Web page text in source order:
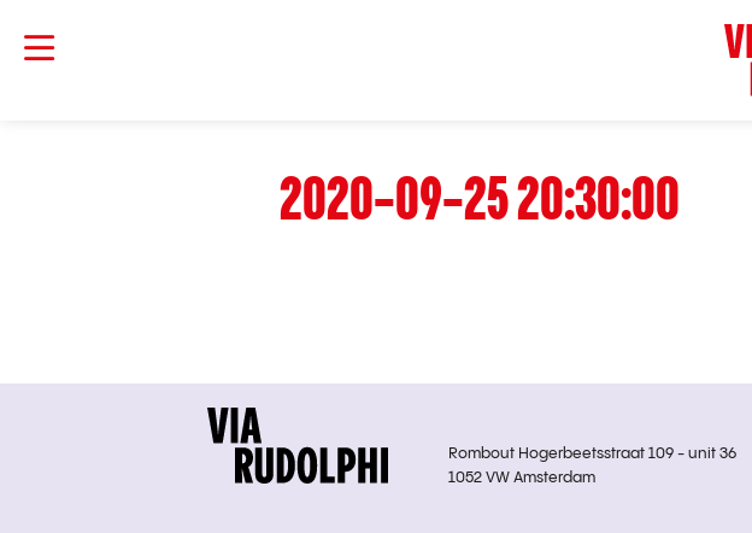
2020-09-25 20:30:00
Rombout Hogerbeetsstraat 109 - unit 36
1052 VW Amsterdam